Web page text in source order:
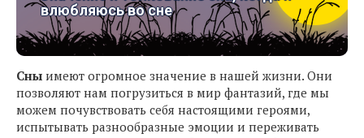
влюбляюсь во сне
Сны имеют огромное значение в нашей жизни. Они
позволяют нам погрузиться в мир фантазий, где мы
можем почувствовать себя настоящими героями,
испытывать разнообразные эмоции и переживать